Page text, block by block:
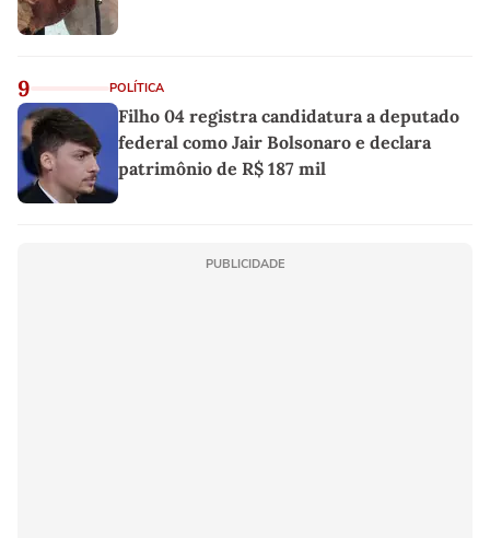
9 POLÍTICA
Filho 04 registra candidatura a deputado
federal como Jair Bolsonaro e declara
patrimônio de R$ 187 mil
PUBLICIDADE